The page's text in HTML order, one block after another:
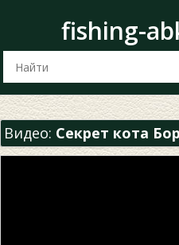
fishing-
Видео: Секрет кота